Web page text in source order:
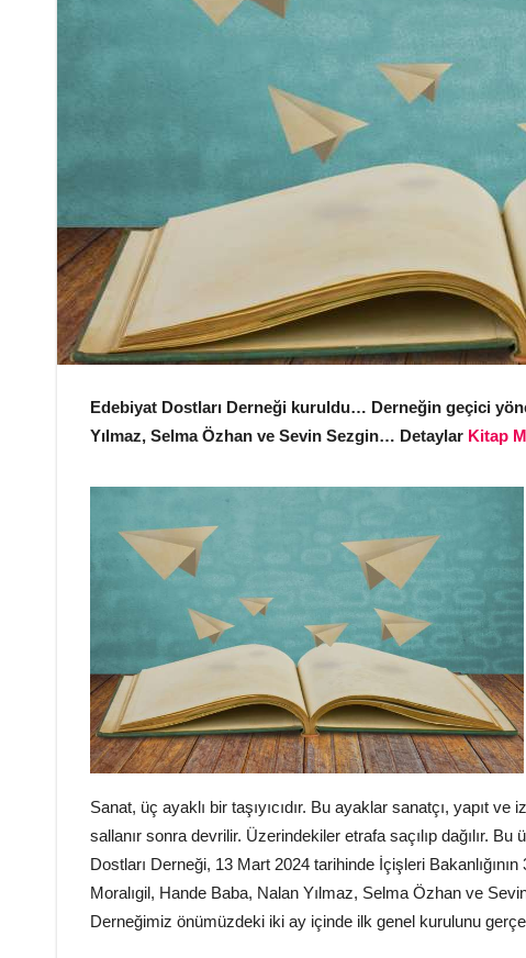
Edebiyat Dostları Derneği kuruldu… Derneğin geçici
Yılmaz, Selma Özhan ve Sevin Sezgin… Detaylar Kitap
Sanat, üç ayaklı bir taşıyıcıdır. Bu ayaklar sanatçı, yapıt
sallanır sonra devrilir. Üzerindekiler etrafa saçılıp dağılır.
Dostları Derneği, 13 Mart 2024 tarihinde İçişleri
Moralıgil, Hande Baba, Nalan Yılmaz, Selma Özhan ve
Derneğimiz önümüzdeki iki ay içinde ilk genel kurulunu